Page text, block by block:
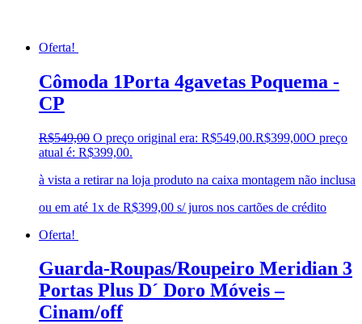
Oferta!
Cômoda 1Porta 4gavetas Poquema -
CP
R$549,00 O preço original era: R$549,00.R$399,00O preço
atual é: R$399,00.
à vista a retirar na loja produto na caixa montagem não inclusa
ou em até 1x de R$399,00 s/ juros nos cartões de crédito
Oferta!
Guarda-Roupas/Roupeiro Meridian 3
Portas Plus D´ Doro Móveis –
Cinam/off